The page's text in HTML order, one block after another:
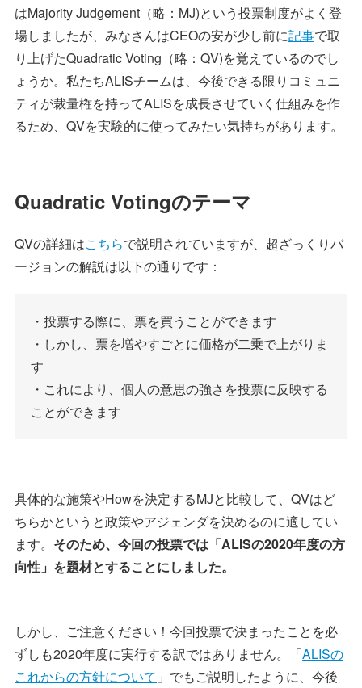
はMajority Judgement（略：MJ)という投票制度がよく登
場しましたが、みなさんはCEOの安が少し前に記事で取
り上げたQuadratic Voting（略：QV)を覚えているのでし
ょうか。私たちALISチームは、今後できる限りコミュニ
ティが裁量権を持ってALISを成長させていく仕組みを作
るため、QVを実験的に使ってみたい気持ちがあります。
Quadratic Votingのテーマ
QVの詳細はこちらで説明されていますが、超ざっくりバ
ージョンの解説は以下の通りです：
・投票する際に、票を買うことができます
・しかし、票を増やすごとに価格が二乗で上がりま
す
・これにより、個人の意思の強さを投票に反映する
ことができます
具体的な施策やHowを決定するMJと比較して、QVはど
ちらかというと政策やアジェンダを決めるのに適してい
ます。 そのため、今回の投票では「ALISの2020年度の方
向性」を題材とすることにしました。
しかし、ご注意ください！今回投票で決まったことを必
ずしも2020年度に実行する訳ではありません。「ALISの
これからの方針について 」でもご説明したように、今後